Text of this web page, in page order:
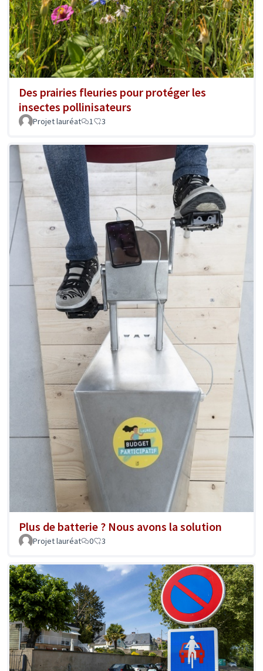
Des prairies fleuries pour protéger les
insectes pollinisateurs
Projet lauréat 1 3
Plus de batterie ? Nous avons la solution
Projet lauréat 0 3